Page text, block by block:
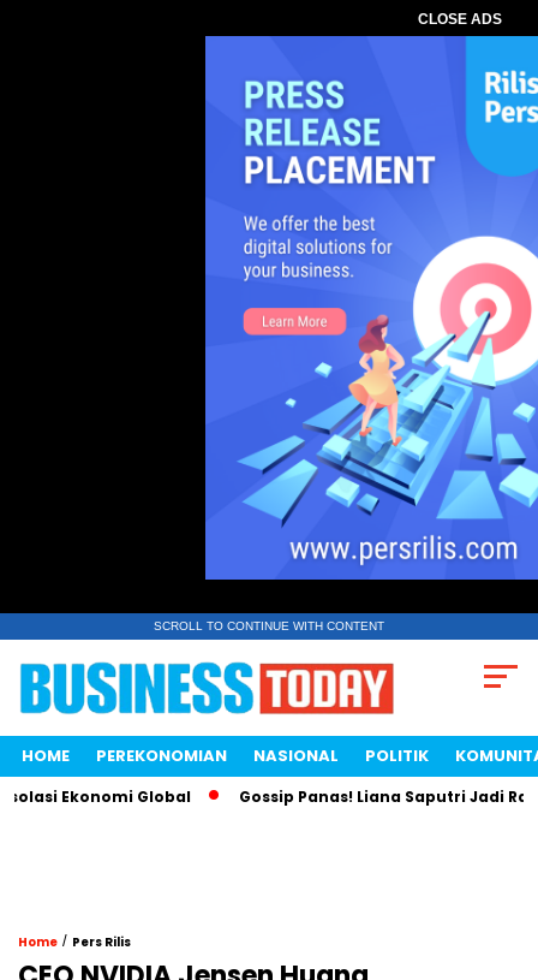
CLOSE ADS
SCROLL TO CONTINUE WITH CONTENT
HOME PEREKONOMIAN NASIONAL POLITIK
Ekonomi Global Gossip Panas! Liana Saputri Jadi Ratu
Home / Pers Rilis